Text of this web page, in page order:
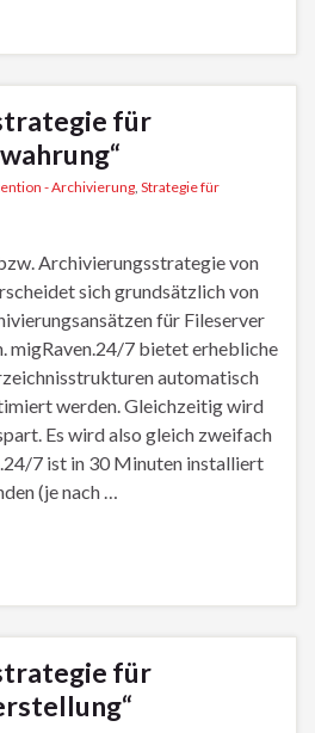
für
- Archivierung Strategie für
Archivierungsstrategie von
sich grundsätzlich von
für Fileserver
migRaven.24/7 bietet erhebliche
automatisch
werden. Gleichzeitig wird
Es wird also gleich zweifach
7 ist in 30 Minuten installiert
(je nach …
für